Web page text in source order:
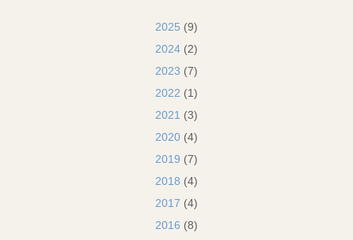
2025 (9)
2024 (2)
2023 (7)
2022 (1)
2021 (3)
2020 (4)
2019 (7)
2018 (4)
2017 (4)
2016 (8)